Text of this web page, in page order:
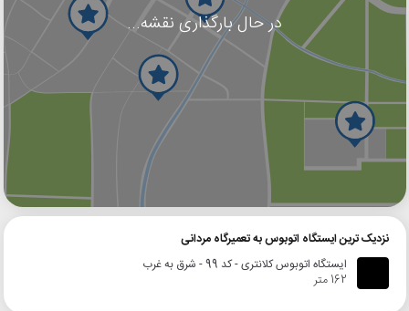
در حال بارگذاری نقشه...
گوگل
نزدیک ترین ایستگاه اتوبوس به تعمیرگاه مردانی
ایستگاه اتوبوس کلانتری - کد 99 - شرق به غرب
162 متر